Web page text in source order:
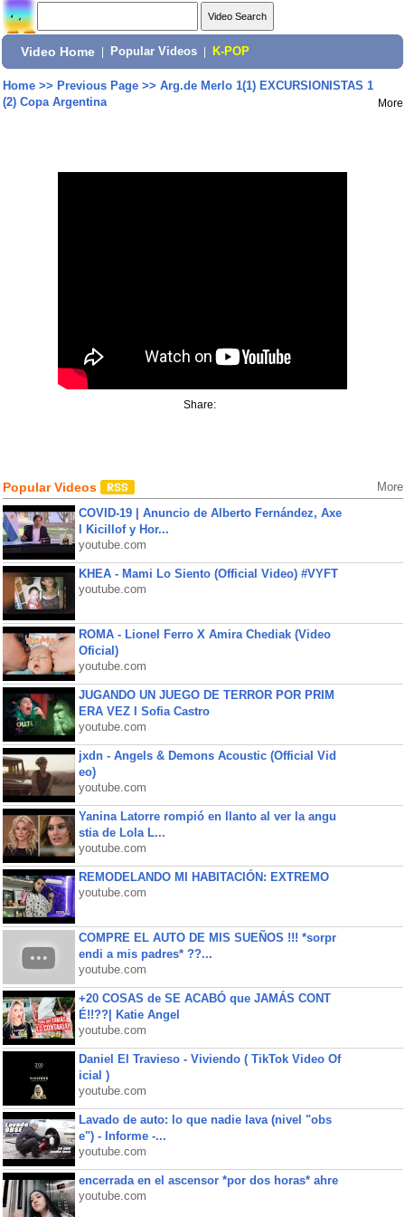
Video Home Popular Videos K-POP
Home>> Previous Page>> Arg.de Merlo 1(1) EXCURSIONISTAS 1
(2) Copa Argentina
More
Share:
Popular Videos More
COVID-19 | Anuncio de Alberto Fernández, Axe
l Kicillof y Hor...
youtube.com
KHEA - Mami Lo Siento (Official Video) #VYFT
youtube.com
ROMA - Lionel Ferro X Amira Chediak (Video
Oficial)
youtube.com
JUGANDO UN JUEGO DE TERROR POR PRIM
ERA VEZ l Sofia Castro
youtube.com
jxdn - Angels & Demons Acoustic (Official Vid
eo)
youtube.com
Yanina Latorre rompió en llanto al ver la angu
stia de Lola L...
youtube.com
REMODELANDO MI HABITACIÓN: EXTREMO
youtube.com
COMPRE EL AUTO DE MIS SUEÑOS !!! *sorpr
endi a mis padres* ??...
youtube.com
+20 COSAS de SE ACABÓ que JAMÁS CONT
É!!??| Katie Angel
youtube.com
Daniel El Travieso - Viviendo ( TikTok Video Of
icial )
youtube.com
Lavado de auto: lo que nadie lava (nivel "obs
e") - Informe -...
youtube.com
encerrada en el ascensor *por dos horas* ahre
youtube.com